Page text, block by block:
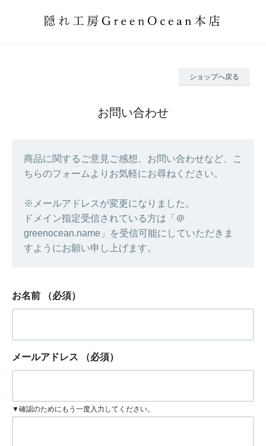
ショップへ戻る
お問い合わせ
商品に関するご意見ご感想、お問い合わせなど、こ
ちらのフォームよりお気軽にお尋ねください。
※メールアドレスが変更になりました。
ドメイン指定受信されている方は「＠
greenocean.name」を受信可能にしていただきま
すようにお願い申し上げます。
お名前 （必須）
メールアドレス （必須）
▼確認のためにもう一度入力してください。